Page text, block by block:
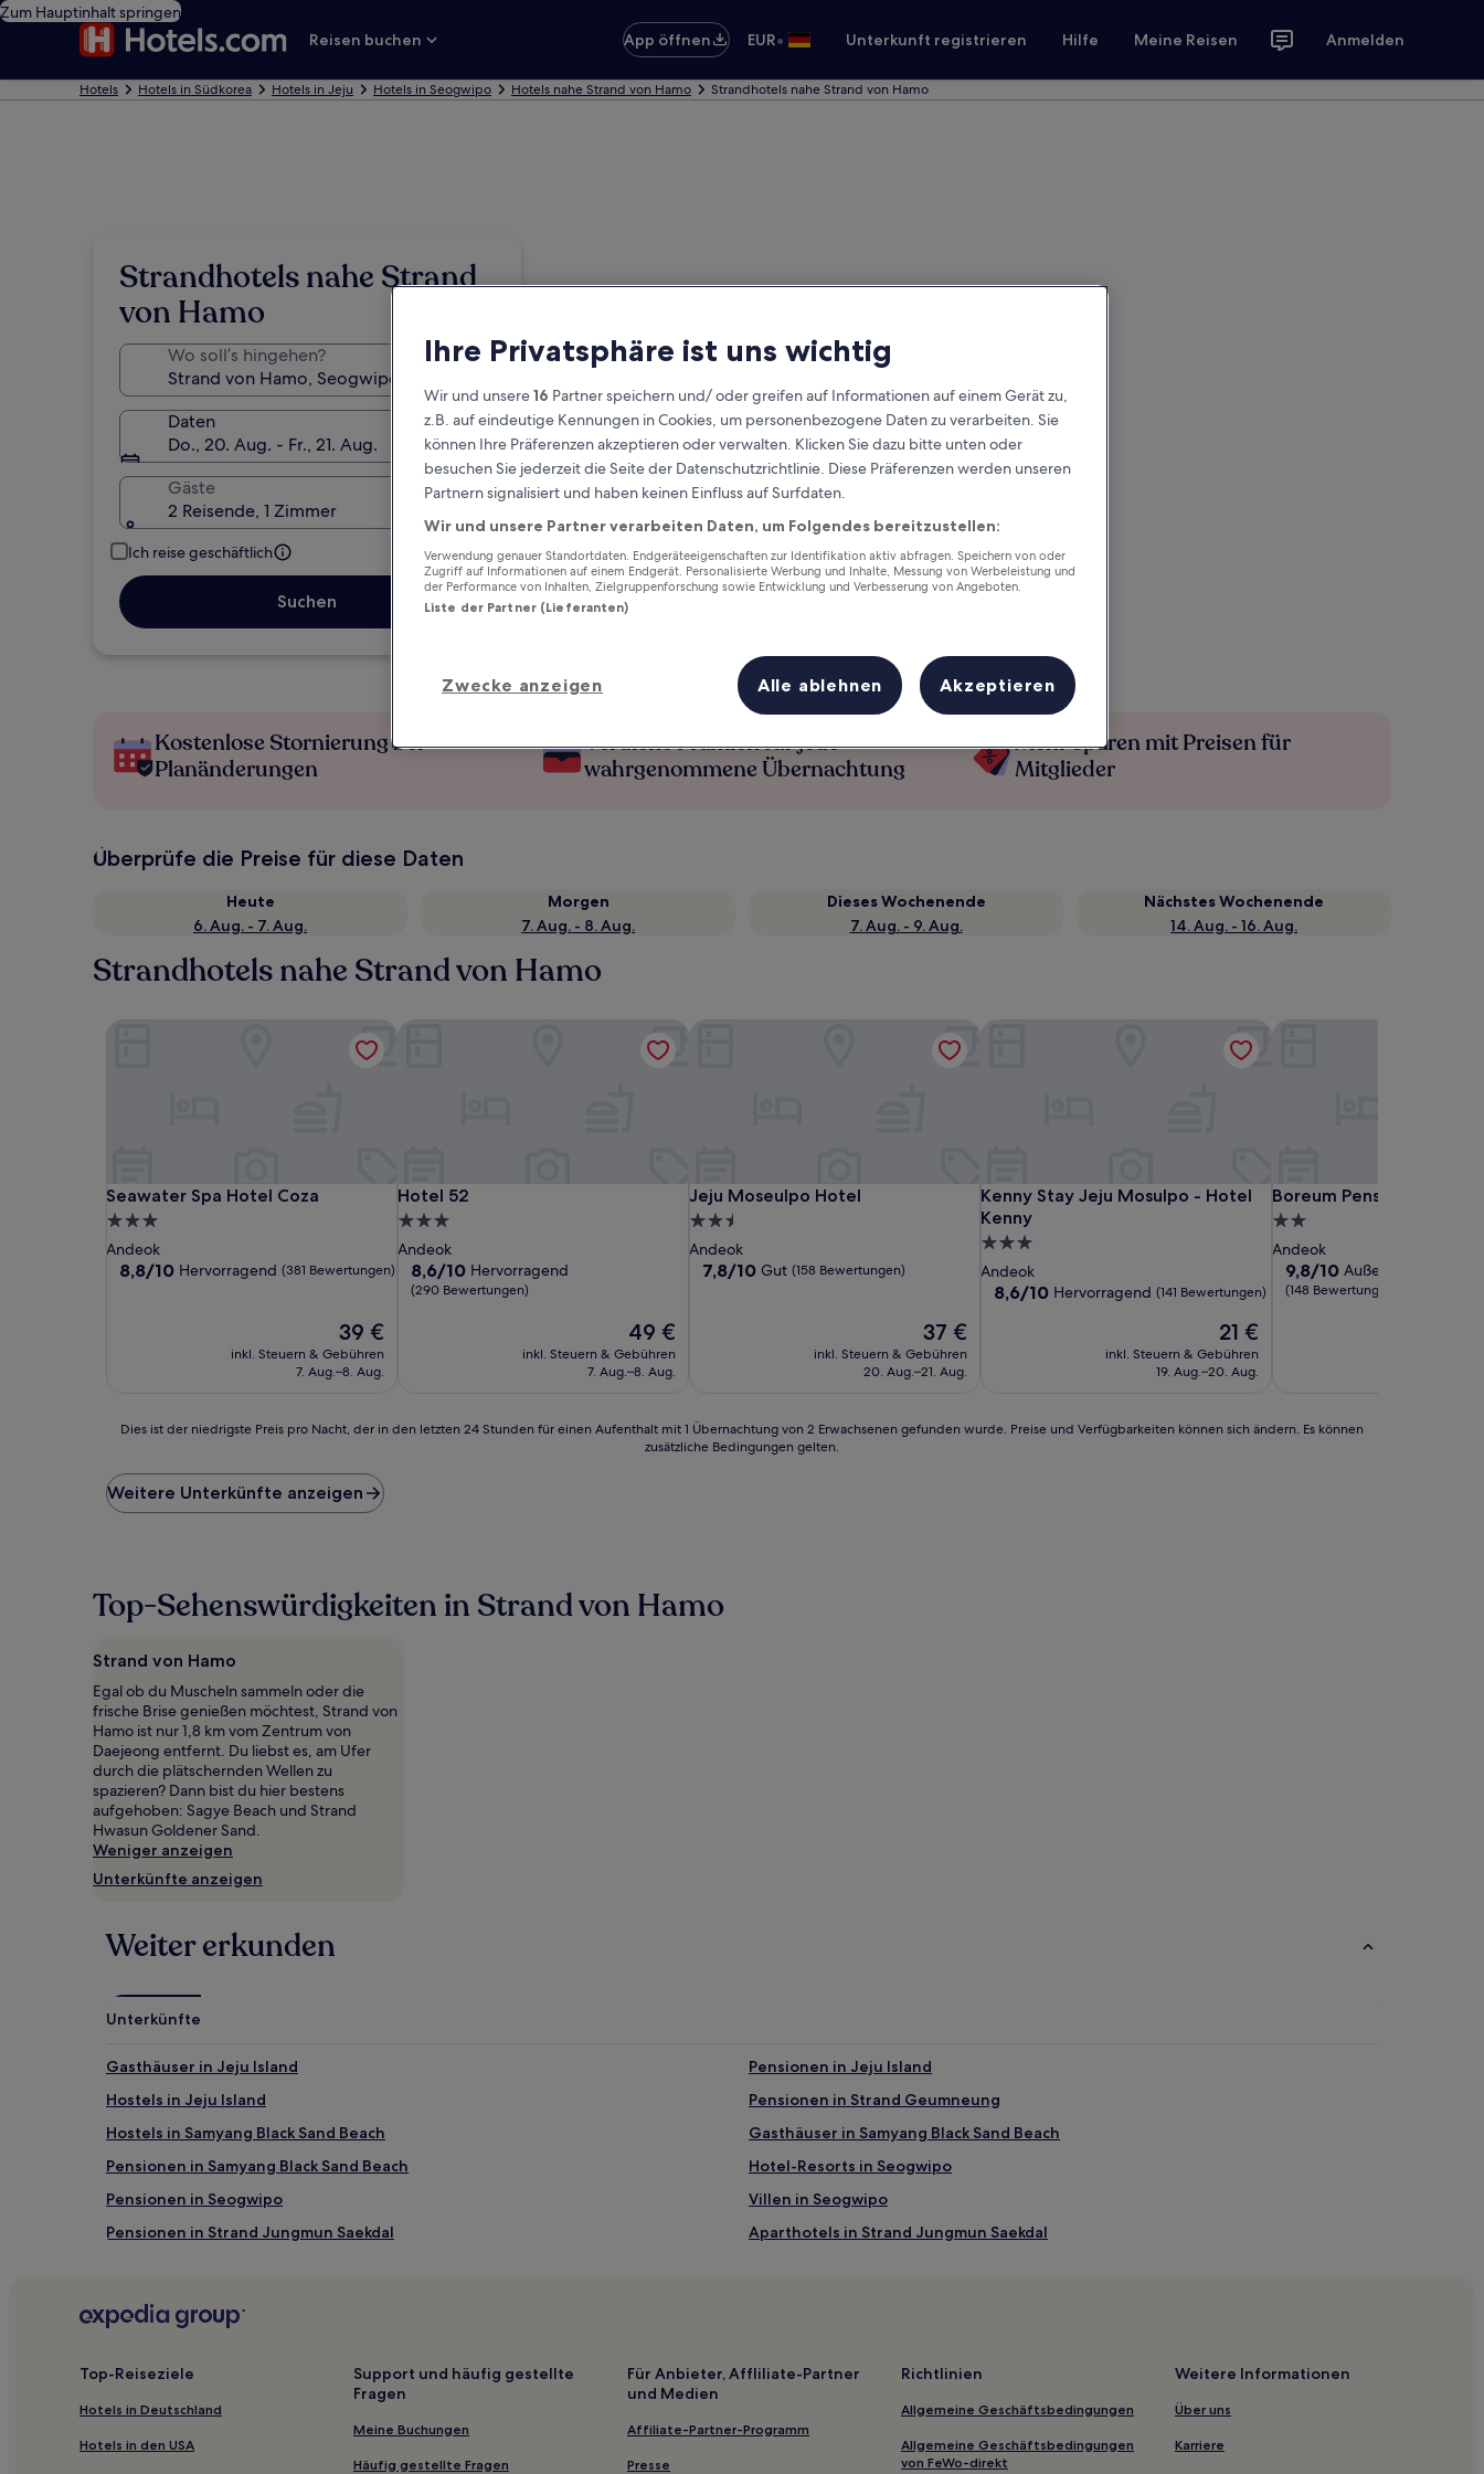
Zum Hauptinhalt springen
Reisen buchen
App öffnen EUR• Unterkunft registrieren Hilfe Meine Reisen Anmelden
Hotels Hotels in Südkorea Hotels in Jeju Hotels in Seogwipo Hotels nahe Strand von Hamo Strandhotels nahe Strand von Hamo
Strandhotels nahe Strand
von Hamo
Wo soll’s hingehen?
Daten
Do., 20. Aug. - Fr., 21. Aug.
Gäste
2 Reisende, 1 Zimmer
Ich reise geschäftlich
Suchen
Kostenlose Stornierung bei
Planänderungen
Verdiene Prämien für jede
wahrgenommene Übernachtung
Mehr sparen mit Preisen für
Mitglieder
Überprüfe die Preise für diese Daten
Heute
6. Aug. - 7. Aug.
Morgen
7. Aug. - 8. Aug.
Dieses Wochenende
7. Aug. - 9. Aug.
Nächstes Wochenende
14. Aug. - 16. Aug.
Strandhotels nahe Strand von Hamo
Seawater Spa Hotel Coza
Seawater Spa Hotel Coza
3.0-
Sterne-
Unterkunft
Andeok
8.8
8,8/10 Hervorragend (381 Bewertungen)
Der
Preis
beträgt
39 €
inkl. Steuern & Gebühren
7. Aug.–8. Aug.
Hotel 52
Hotel 52
3.0-
Sterne-
Unterkunft
Andeok
8.6
von
8,6/10 Hervorragend
(290 Bewertungen)
Der
Preis
beträgt
49 €
inkl. Steuern & Gebühren
7. Aug.–8. Aug.
Jeju Moseulpo Hotel
Jeju Moseulpo Hotel
2.5-
Sterne-
Unterkunft
Andeok
7.8
7,8/10 Gut (158 Bewertungen)
Der
Preis
beträgt
37 €
inkl. Steuern & Gebühren
20. Aug.–21. Aug.
Kenny Stay Jeju Mosulpo - Hotel
Kenny
Kenny Stay Jeju Mosulpo - Hotel Kenny
3.0-
Sterne-
Unterkunft
Andeok
8.6
8,6/10 Hervorragend (141 Bewertungen)
Der
Preis
beträgt
21 €
inkl. Steuern & Gebühren
19. Aug.–20. Aug.
Kenny Stay Jeju Mosulpo - Hotel Kenny
Boreum Pension
Boreum Pension
2.0-
Sterne-
Unterkunft
Andeok
9.8
von
9,8/10 Außergewöhnlich
(148 Bewertungen)
Dies
niedrigste
Preis
den
letzten
für
einen
Aufenthalt
mit
1 Übernachtung
von
2 Erwachsenen
gefunden
wurde.
Preise
Verfügbarkeiten
ändern.
Bedingungen
Dies ist der niedrigste Preis pro Nacht, der in den letzten 24 Stunden für einen Aufenthalt mit 1 Übernachtung von 2 Erwachsenen gefunden wurde. Preise und Verfügbarkeiten können sich ändern. Es können
zusätzliche Bedingungen gelten.
Weitere Unterkünfte anzeigen
Top-Sehenswürdigkeiten in Strand von Hamo
Strand von Hamo
Egal ob du Muscheln sammeln oder die
frische Brise genießen möchtest, Strand von
Hamo ist nur 1,8 km vom Zentrum von
Daejeong entfernt. Du liebst es, am Ufer
durch die plätschernden Wellen zu
spazieren? Dann bist du hier bestens
aufgehoben: Sagye Beach und Strand
Hwasun Goldener Sand.
Weniger anzeigen
Unterkünfte anzeigen
Weiter erkunden
Unterkünfte
Gasthäuser in Jeju Island
Pensionen in Jeju Island
Hostels in Jeju Island
Pensionen in Strand Geumneung
Hostels in Samyang Black Sand Beach
Gasthäuser in Samyang Black Sand Beach
Pensionen in Samyang Black Sand Beach
Hotel-Resorts in Seogwipo
Pensionen in Seogwipo
Villen in Seogwipo
Pensionen in Strand Jungmun Saekdal
Aparthotels in Strand Jungmun Saekdal
Seogwipo Hotels
Hotels nahe Berg Hallasan
Jeju-Si Hotels
Hotels nahe Pavillon Jeju Gwandeokjeong
Hotels nahe Namwonkeuneong
Top-Reiseziele
Hotels in Deutschland
Hotels in den USA
Support und häufig gestellte
Fragen
Meine Buchungen
Häufig gestellte Fragen
Für Anbieter, Affliliate-Partner
und Medien
Affiliate-Partner-Programm
Presse
Richtlinien
Allgemeine Geschäftsbedingungen
Allgemeine Geschäftsbedingungen
von FeWo-direkt
Weitere Informationen
Über uns
Karriere
Ihre Privatsphäre ist uns wichtig
Wir und unsere16 Partner speichern und/ oder greifen auf Informationen auf einem Gerät zu,
z.B. auf eindeutige Kennungen in Cookies, um personenbezogene Daten zu verarbeiten. Sie
können Ihre Präferenzen akzeptieren oder verwalten. Klicken Sie dazu bitte unten oder
besuchen Sie jederzeit die Seite der Datenschutzrichtlinie. Diese Präferenzen werden unseren
Partnern signalisiert und haben keinen Einfluss auf Surfdaten.
Wir und unsere Partner verarbeiten Daten, um Folgendes bereitzustellen:
Verwendung genauer Standortdaten. Endgeräteeigenschaften zur Identifikation aktiv abfragen. Speichern von oder
Zugriff auf Informationen auf einem Endgerät. Personalisierte Werbung und Inhalte, Messung von Werbeleistung und
der Performance von Inhalten, Zielgruppenforschung sowie Entwicklung und Verbesserung von Angeboten.
Liste der Partner (Lieferanten)
Zwecke anzeigen Alle ablehnen Akzeptieren